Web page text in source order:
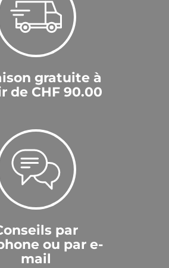
gratuite à
de CHF 90.00
par
ou par e-
mail